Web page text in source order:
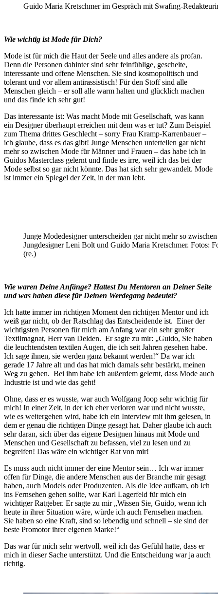
Guido Maria Kretschmer im Gespräch mit Swafing-
Wie wichtig ist Mode für Dich?
Mode ist für mich die Haut der Seele und alles andere als profan.
Denn die Personen dahinter sind sehr feinfühlige, gescheite,
interessante und offene Menschen. Sie sind kosmopolitisch und
tolerant und vor allem antirassistisch! Für den Stoff sind alle
Menschen gleich – er soll alle warm halten und glücklich machen
und das finde ich sehr gut!
Das interessante ist: Was macht Mode mit Gesellschaft, was kann
ein Designer überhaupt erreichen mit dem was er tut? Zum Beispiel
zum Thema drittes Geschlecht – sorry Frau Kramp-Karrenbauer –
ich glaube, dass es das gibt! Junge Menschen unterteilen gar nicht
mehr so zwischen Mode für Männer und Frauen – das habe ich in
Guidos Masterclass gelernt und finde es irre, weil ich das bei der
Mode selbst so gar nicht könnte. Das hat sich sehr gewandelt. Mode
ist immer ein Spiegel der Zeit, in der man lebt.
Junge Modedesigner unterscheiden gar nicht mehr so
Jungdesigner Leni Bolt und Guido Maria Kretschmer. Fotos:
(re.)
Wie waren Deine Anfänge? Hattest Du Mentoren an Deiner Seite
und was haben diese für Deinen Werdegang bedeutet?
Ich hatte immer im richtigen Moment den richtigen Mentor und ich
weiß gar nicht, ob der Ratschlag das Entscheidende ist. Einer der
wichtigsten Personen für mich am Anfang war ein sehr großer
Textilmagnat, Herr van Delden. Er sagte zu mir: „Guido, Sie haben
die leuchtendsten textilen Augen, die ich seit Jahren gesehen habe.
Ich sage ihnen, sie werden ganz bekannt werden!“ Da war ich
gerade 17 Jahre alt und das hat mich damals sehr bestärkt, meinen
Weg zu gehen. Bei ihm habe ich außerdem gelernt, dass Mode auch
Industrie ist und wie das geht!
Ohne, dass er es wusste, war auch Wolfgang Joop sehr wichtig für
mich! In einer Zeit, in der ich eher verloren war und nicht wusste,
wie es weitergehen wird, habe ich ein Interview mit ihm gelesen, in
dem er genau die richtigen Dinge gesagt hat. Daher glaube ich auch
sehr daran, sich über das eigene Designen hinaus mit Mode und
Menschen und Gesellschaft zu befassen, viel zu lesen und zu
begreifen! Das wäre ein wichtiger Rat von mir!
Es muss auch nicht immer der eine Mentor sein… Ich war immer
offen für Dinge, die andere Menschen aus der Branche mir gesagt
haben, auch Models oder Produzenten. Als die Idee aufkam, ob ich
ins Fernsehen gehen sollte, war Karl Lagerfeld für mich ein
wichtiger Ratgeber. Er sagte zu mir „Wissen Sie, Guido, wenn ich
heute in ihrer Situation wäre, würde ich auch Fernsehen machen.
Sie haben so eine Kraft, sind so lebendig und schnell – sie sind der
beste Promotor ihrer eigenen Marke!“
Das war für mich sehr wertvoll, weil ich das Gefühl hatte, dass er
mich in dieser Sache unterstützt. Und die Entscheidung war ja auch
richtig.